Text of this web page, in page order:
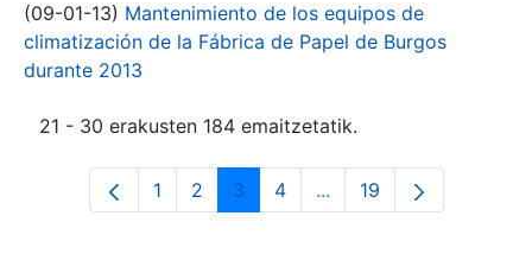
(09-01-13) Mantenimiento de los equipos de
climatización de la Fábrica de Papel de Burgos
durante 2013
21 - 30 erakusten 184 emaitzetatik.
Orrialdea
1 Orrialdea
2 Orrialdea
3 Orrialdea
4 ...Intermediate Pages
Orrialdea
19